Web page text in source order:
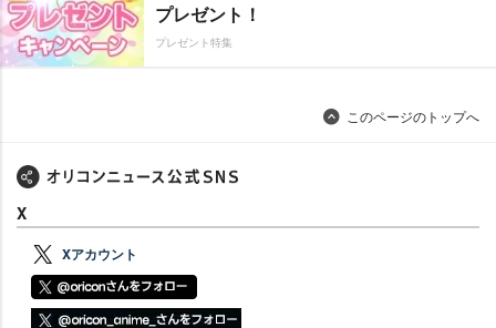
プレゼント！
プレゼント特集
このページのトップへ
X
Xアカウント